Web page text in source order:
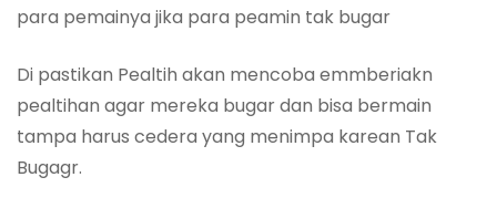
para pemainya jika para peamin tak bugar
Di pastikan Pealtih akan mencoba emmberiakn
pealtihan agar mereka bugar dan bisa bermain
tampa harus cedera yang menimpa karean Tak
Bugagr.